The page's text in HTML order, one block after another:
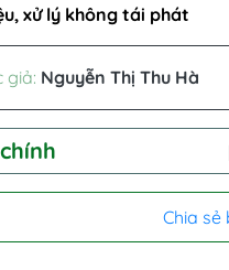
xử lý không tái phát
giả: Nguyễn Thị Thu Hà
dị ứng đạm sữa bò
Chia sẻ